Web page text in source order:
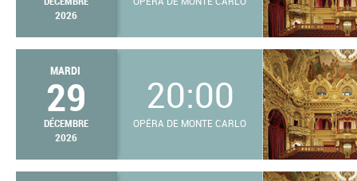
2026
MARDI
29
DÉCEMBRE
2026
20:00
OPÉRA DE MONTE CARLO